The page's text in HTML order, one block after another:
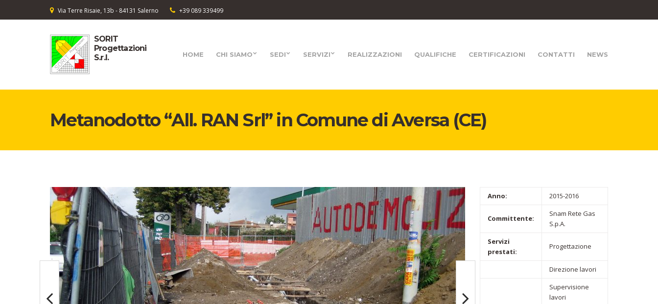
Via Terre Risaie, 13b - 84131 Salerno +39 089 339499
SORIT
Progettazioni
S.r.l.
HOME CHI SIAMO SEDI SERVIZI REALIZZAZIONI QUALIFICHE CERTIFICAZIONI CONTATTI NEWS
Metanodotto “All. RAN Srl” in Comune di Aversa (CE)
Anno: 2015-2016
Committente:
Snam Rete Gas
S.p.A.
Servizi
prestati:
Progettazione
Direzione lavori
Supervisione
lavori